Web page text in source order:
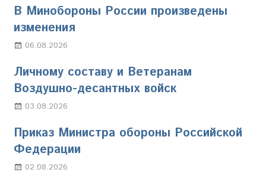
В Минобороны России произведены
изменения
06.08.2026
Личному составу и Ветеранам
Воздушно-десантных войск
03.08.2026
Приказ Министра обороны Российской
Федерации
02.08.2026